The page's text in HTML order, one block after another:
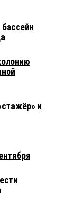
и